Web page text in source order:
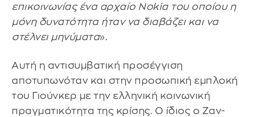
επικοινωνίας ένα αρχαίο Nokia του οποίου η
μόνη δυνατότητα ήταν να διαβάζει και να
στέλνει μηνύματα».
Αυτή η αντισυμβατική προσέγγιση
αποτυπωνόταν και στην προσωπική εμπλοκή
του Γιούνκερ με την ελληνική κοινωνική
πραγματικότητα της κρίσης. Ο ίδιος ο Ζαν-